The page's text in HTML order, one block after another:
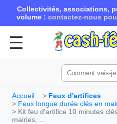
Collectivités, associations,
volume : contactez-nous
Accueil
Feux d'artifices
Feux longue durée clés en
Kit feu d'artifice 10 minutes
mairies, ...